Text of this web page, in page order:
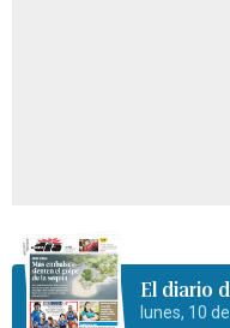
El diario
lunes, 10